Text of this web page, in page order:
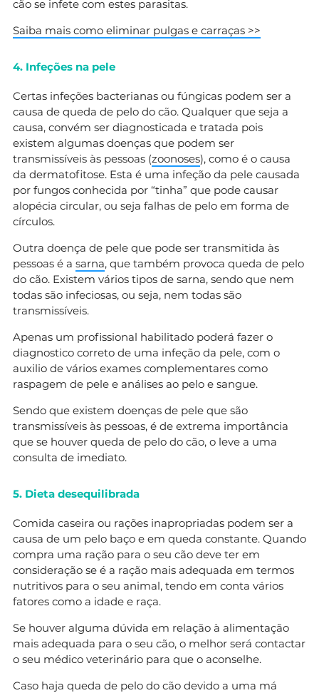
cão se infete com estes parasitas.
Saiba mais como eliminar pulgas e carraças >>
4. Infeções na pele
Certas infeções bacterianas ou fúngicas podem ser a
causa de queda de pelo do cão. Qualquer que seja a
causa, convém ser diagnosticada e tratada pois
existem algumas doenças que podem ser
transmissíveis às pessoas (zoonoses), como é o causa
da dermatofitose. Esta é uma infeção da pele causada
por fungos conhecida por “tinha” que pode causar
alopécia circular, ou seja falhas de pelo em forma de
círculos.
Outra doença de pele que pode ser transmitida às
pessoas é a sarna, que também provoca queda de pelo
do cão. Existem vários tipos de sarna, sendo que nem
todas são infeciosas, ou seja, nem todas são
transmissíveis.
Apenas um profissional habilitado poderá fazer o
diagnostico correto de uma infeção da pele, com o
auxilio de vários exames complementares como
raspagem de pele e análises ao pelo e sangue.
Sendo que existem doenças de pele que são
transmissíveis às pessoas, é de extrema importância
que se houver queda de pelo do cão, o leve a uma
consulta de imediato.
5. Dieta desequilibrada
Comida caseira ou rações inapropriadas podem ser a
causa de um pelo baço e em queda constante. Quando
compra uma ração para o seu cão deve ter em
consideração se é a ração mais adequada em termos
nutritivos para o seu animal, tendo em conta vários
fatores como a idade e raça.
Se houver alguma dúvida em relação à alimentação
mais adequada para o seu cão, o melhor será contactar
o seu médico veterinário para que o aconselhe.
Caso haja queda de pelo do cão devido a uma má